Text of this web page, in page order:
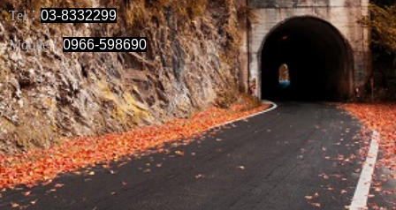
Tel：03-8332299
Mobile：0966-598690